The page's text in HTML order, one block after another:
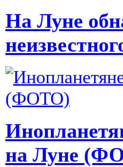
На Луне
на Луне